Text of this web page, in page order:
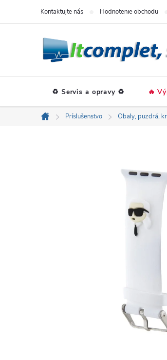
Kontaktujte nás Hodnotenie obchodu
♻️ Servis a opravy ♻️ 🔥
Domov
Príslušenstvo Obaly, puzdrá,